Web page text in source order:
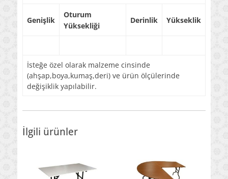
Genişlik
Oturum
Yüksekliği
Derinlik Yükseklik
İsteğe özel olarak malzeme cinsinde
(ahşap,boya,kumaş,deri) ve ürün ölçülerinde
değişiklik yapılabilir.
İlgili ürünler